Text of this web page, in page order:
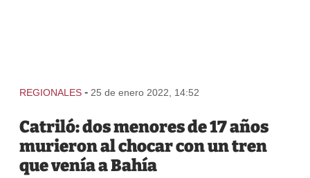
REGIONALES - 25 de enero 2022, 14:52
Catriló: dos menores de 17 años
murieron al chocar con un tren
que venía a Bahía